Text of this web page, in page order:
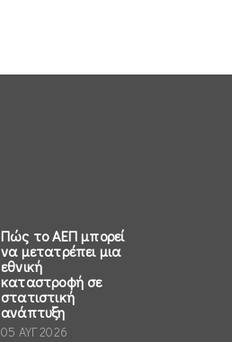
Πώς το ΑΕΠ μπορεί
να μετατρέπει μια
εθνική
καταστροφή σε
στατιστική
ανάπτυξη
05 ΑΥΓ 2026